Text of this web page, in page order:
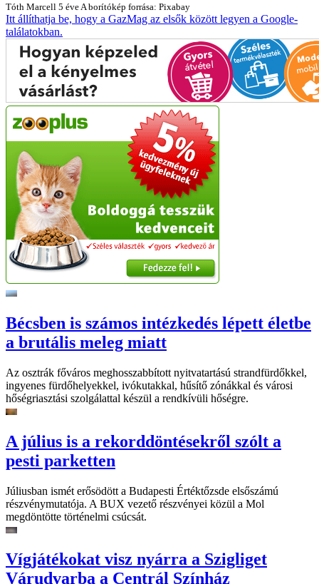
Tóth Marcell 5 éve A borítókép forrása: Pixabay
Itt állíthatja be, hogy a GazMag az elsők között legyen a Google-
találatokban.
Bécsben is számos intézkedés lépett életbe
a brutális meleg miatt
Az osztrák főváros meghosszabbított nyitvatartású strandfürdőkkel,
ingyenes fürdőhelyekkel, ivókutakkal, hűsítő zónákkal és városi
hőségriasztási szolgálattal készül a rendkívüli hőségre.
A július is a rekorddöntésekről szólt a
pesti parketten
Júliusban ismét erősödött a Budapesti Értéktőzsde elsőszámú
részvénymutatója. A BUX vezető részvényei közül a Mol
megdöntötte történelmi csúcsát.
Vígjátékokat visz nyárra a Szigliget
Várudvarba a Centrál Színház